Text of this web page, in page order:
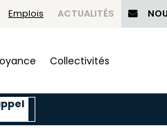
Emplois ACTUALITÉS
Collectivités